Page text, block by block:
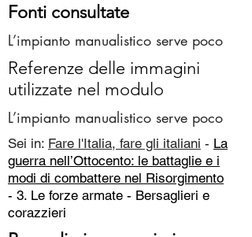
Fonti consultate
L’impianto manualistico serve poco
Referenze delle immagini
utilizzate nel modulo
L’impianto manualistico serve poco
Sei in: Fare l'Italia, fare gli italiani - La
guerra nell’Ottocento: le battaglie e i
modi di combattere nel Risorgimento
- 3. Le forze armate - Bersaglieri e
corazzieri